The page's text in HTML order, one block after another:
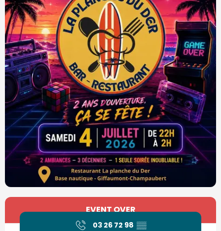
Öffnungszeiten & Kontaktdaten
EVENT OVER
03 26 72 98 ▒▒